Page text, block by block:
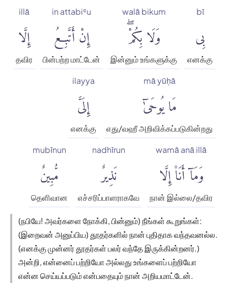
bī
بِى
எனக்கு
walā bikum
وَلَا بِكُمْۖ
இன்னும் உங்களுக்கு
in attabiʿu
إِنْ أَتَّبِعُ
பின்பற்ற மாட்டேன்
illā
إِلَّا
தவிர
mā yūḥā
مَا يُوحَىٰٓ
எது/வஹீ அறிவிக்கப்படுகின்றது
ilayya
إِلَىَّ
எனக்கு
wamā anā illā
وَمَآ أَنَا۠ إِلَّا
நான் இல்லை/தவிர
nadhīrun
نَذِيرٌ
எச்சரிப்பாளராகவே
mubīnun
مُّبِينٌ
தெளிவான
(நபியே! அவர்களை நோக்கி, பின்னும்) நீங்கள் கூறுங்கள்:
(இறைவன் அனுப்பிய) தூதர்களில் நான் புதிதாக வந்தவனல்ல.
(எனக்கு முன்னர் தூதர்கள் பலர் வந்தே இருக்கின்றனர்.)
அன்றி, என்னைப் பற்றியோ அல்லது உங்களைப் பற்றியோ
என்ன செய்யப்படும் என்பதையும் நான் அறியமாட்டேன்.